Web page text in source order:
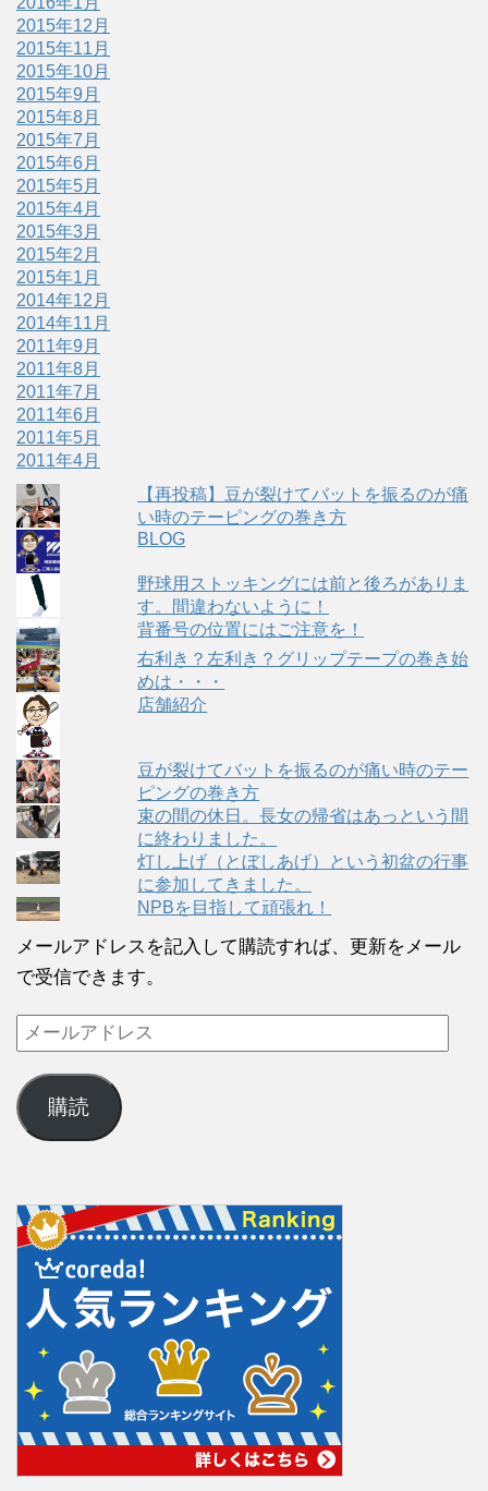
2015年12月
2015年11月
2015年10月
2015年9月
2015年8月
2015年7月
2015年6月
2015年5月
2015年4月
2015年3月
2015年2月
2015年1月
2014年12月
2014年11月
2011年9月
2011年8月
2011年7月
2011年6月
2011年5月
2011年4月
【再投稿】豆が裂けてバットを振るのが痛
い時のテーピングの巻き方
BLOG
野球用ストッキングには前と後ろがありま
す。間違わないように！
背番号の位置にはご注意を！
右利き？左利き？グリップテープの巻き始
めは・・・
店舗紹介
豆が裂けてバットを振るのが痛い時のテー
ピングの巻き方
束の間の休日。長女の帰省はあっという間
に終わりました。
灯し上げ（とぼしあげ）という初盆の行事
に参加してきました。
NPBを目指して頑張れ！
メールアドレスを記入して購読すれば、更新をメール
で受信できます。
購読